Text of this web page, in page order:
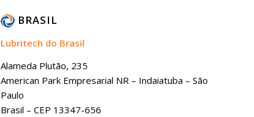
BRASIL
Lubritech do Brasil
Alameda Plutão, 235
American Park Empresarial NR – Indaiatuba – São
Paulo
Brasil – CEP 13347-656